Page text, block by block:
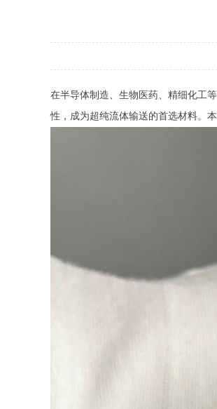
在半导体制造、生物医药、精细化工
性，成为超纯流体输送的首选材料。本